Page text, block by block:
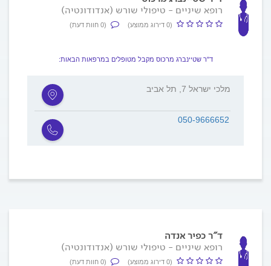
רופא שיניים - טיפולי שורש (אנדודונטיה)
(0 דירוג ממוצע) (0 חוות דעת)
ד"ר שטיינברג מרכוס מקבל מטופלים במרפאות הבאות:
מלכי ישראל 7, תל אביב
050-9666652
ד"ר כפיר אנדה
רופא שיניים - טיפולי שורש (אנדודונטיה)
(0 דירוג ממוצע) (0 חוות דעת)